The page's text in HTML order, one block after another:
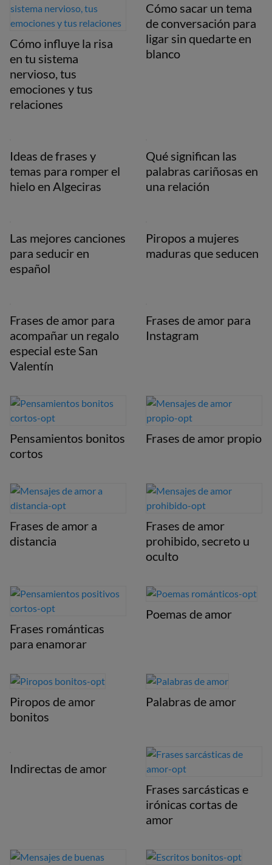
Cómo influye la risa
en tu sistema
nervioso, tus
emociones y tus
relaciones
Cómo sacar un tema
de conversación para
ligar sin quedarte en
blanco
Ideas de frases y
temas para romper el
hielo en Algeciras
Qué significan las
palabras cariñosas en
una relación
Las mejores canciones
para seducir en
español​
Piropos a mujeres
maduras que seducen
Frases de amor para
acompañar un regalo
especial este San
Valentín
Frases de amor para
Instagram
Pensamientos bonitos
cortos
Frases de amor propio
Frases de amor a
distancia
Frases de amor
prohibido, secreto u
oculto
Frases románticas
para enamorar
Poemas de amor
Piropos de amor
bonitos
Palabras de amor
Indirectas de amor
Frases sarcásticas e
irónicas cortas de
amor